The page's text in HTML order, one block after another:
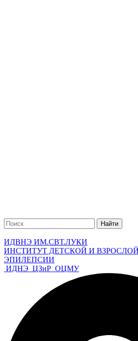
Найти
ИДВНЭ ИМ.СВТ.ЛУКИ
ИНСТИТУТ ДЕТСКОЙ И
ЭПИЛЕПСИИ
ИДНЭ ЦЗиР ОЦМУ